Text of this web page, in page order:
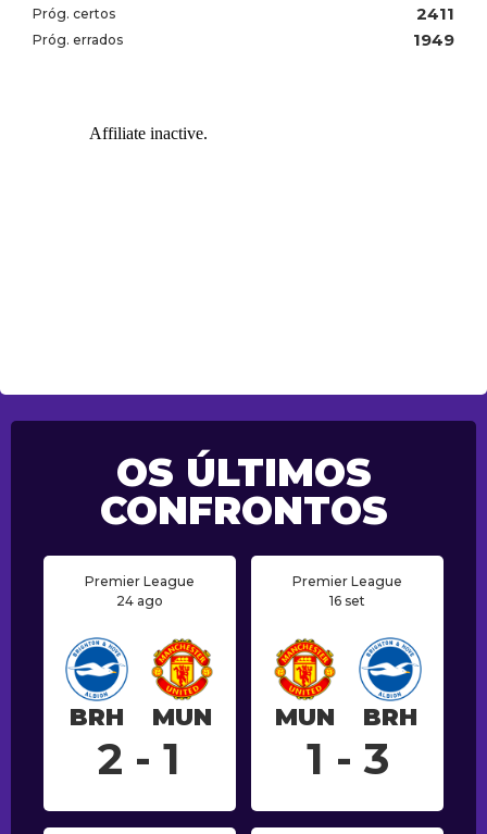
Próg. certos 2411
Próg. errados 1949
OS ÚLTIMOS
CONFRONTOS
Premier League
24 ago
BRH MUN
2 - 1
Premier League
16 set
MUN BRH
1 - 3